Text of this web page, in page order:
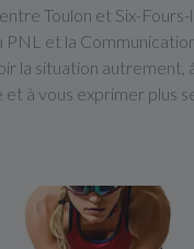
Toulon et Six-Fours-
PNL et la
la situation autrement,
à vous exprimer plus